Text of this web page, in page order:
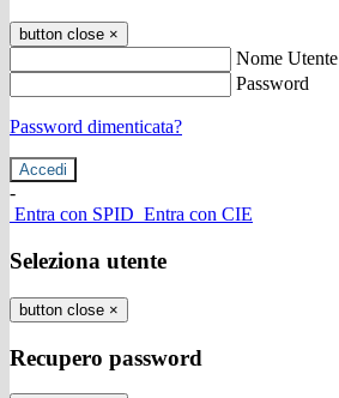
button close ×
Nome Utente
Password
Password dimenticata?
-
Entra con SPID Entra con CIE
Seleziona utente
button close ×
Recupero password